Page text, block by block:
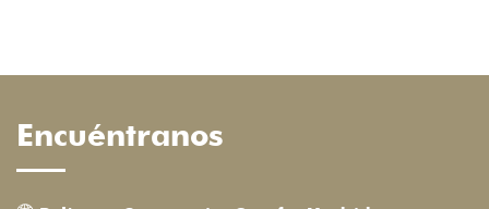
Encuéntranos